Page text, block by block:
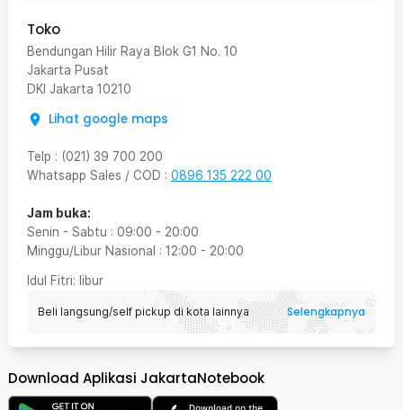
Toko
Bendungan Hilir Raya Blok G1 No. 10
Jakarta Pusat
DKI Jakarta 10210
Lihat google maps
Telp : (021) 39 700 200
Whatsapp Sales / COD : 0896 135 222 00
Jam buka:
Senin - Sabtu : 09:00 - 20:00
Minggu/Libur Nasional : 12:00 - 20:00
Idul Fitri: libur
Beli langsung/self pickup di kota lainnya Selengkapnya
Download Aplikasi JakartaNotebook